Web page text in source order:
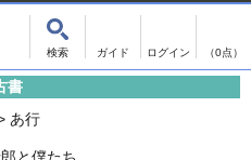
（0点）
書
あ行